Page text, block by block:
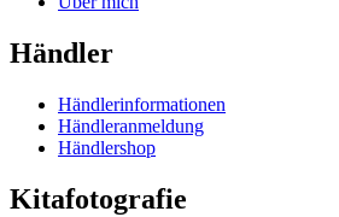
Händler
Händlerinformationen
Händleranmeldung
Händlershop
Kitafotografie